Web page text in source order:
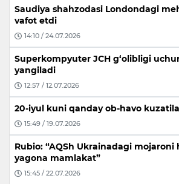
Saudiya shahzodasi Londondagi
vafot etdi
14:10 / 24.07.2026
Superkompyuter JCH g‘olibligi
yangiladi
12:57 / 12.07.2026
20-iyul kuni qanday ob-havo
15:49 / 19.07.2026
Rubio: “AQSh Ukrainadagi
yagona mamlakat”
15:45 / 22.07.2026